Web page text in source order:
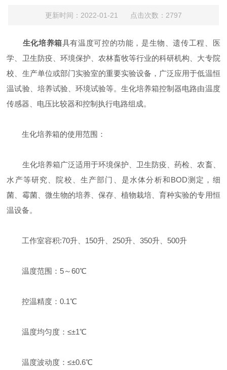
更新时间：2022-01-21 点击次数：2797
生化培养箱具有温度可控的功能，是生物、遗传工程、医
学、卫生防疫、环境保护、农林畜牧等行业的科研机构、大专院
校、生产单位或部门实验室的重要实验设备，广泛应用于低温恒
温试验、培养试验、环境试验等。生化培养箱控制器电路由温度
传感器、电压比较器和控制执行电路组成。
生化培养箱的使用范围：
生化培养箱广泛适用于环境保护、卫生防疫、药检、农畜、
水产等研究、院校、生产部门、是水体分析和BOD测定，细
菌、霉菌、微生物的培养、保存、植物栽培、育种实验的专用恒
温设备。
工作室容积:70升、150升、250升、350升、500升
温度范围：5～60℃
控温精度：0.1℃
温度均匀度：≤±1℃
温度波动度：≤±0.6℃